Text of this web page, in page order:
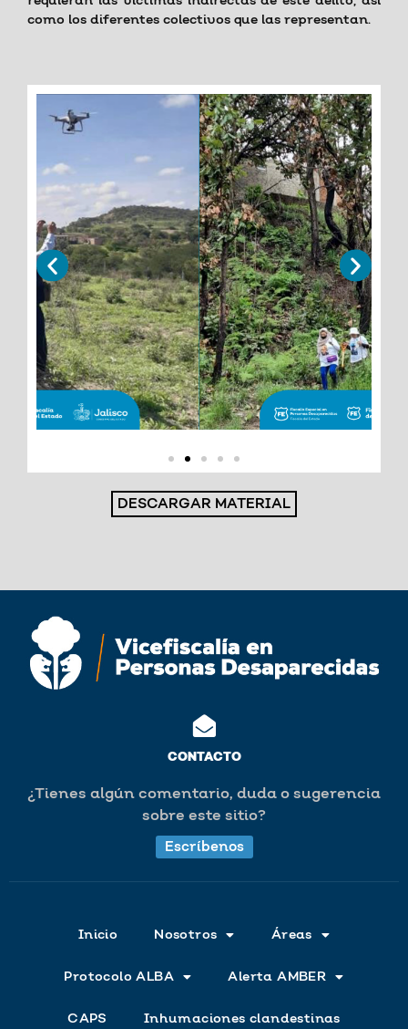
como los diferentes colectivos que las representan.
DESCARGAR MATERIAL
CONTACTO
¿Tienes algún comentario, duda o sugerencia
sobre este sitio?
Escríbenos
Inicio Nosotros Áreas
Protocolo ALBA Alerta AMBER
CAPS Inhumaciones clandestinas